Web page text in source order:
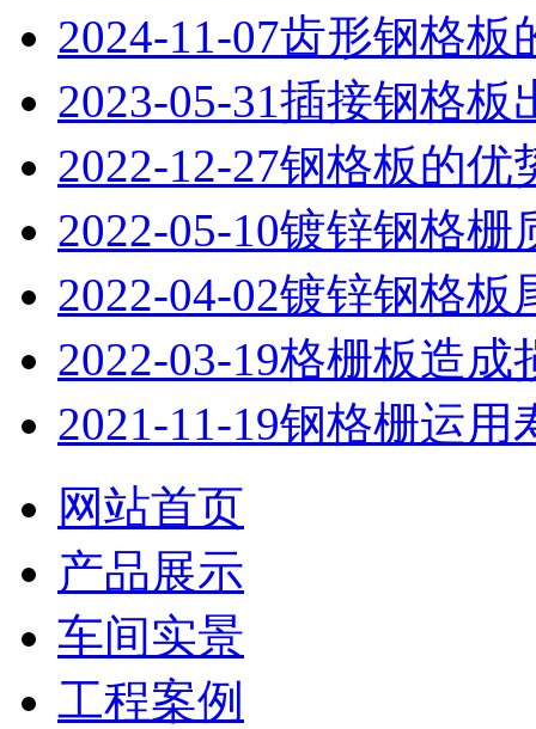
2024-11-07齿形钢格板
2023-05-31插接钢格板
2022-12-27钢格板的优
2022-05-10镀锌钢格栅
2022-04-02镀锌钢格板
2022-03-19格栅板造成
2021-11-19钢格栅运用
网站首页
产品展示
车间实景
工程案例